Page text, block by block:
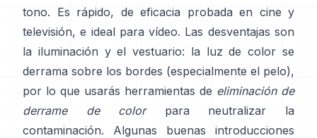
tono. Es rápido, de eficacia probada en cine y
televisión, e ideal para vídeo. Las desventajas son
la iluminación y el vestuario: la luz de color se
derrama sobre los bordes (especialmente el pelo),
por lo que usarás herramientas de eliminación de
derrame de colorpara neutralizar la
contaminación. Algunas buenas introducciones